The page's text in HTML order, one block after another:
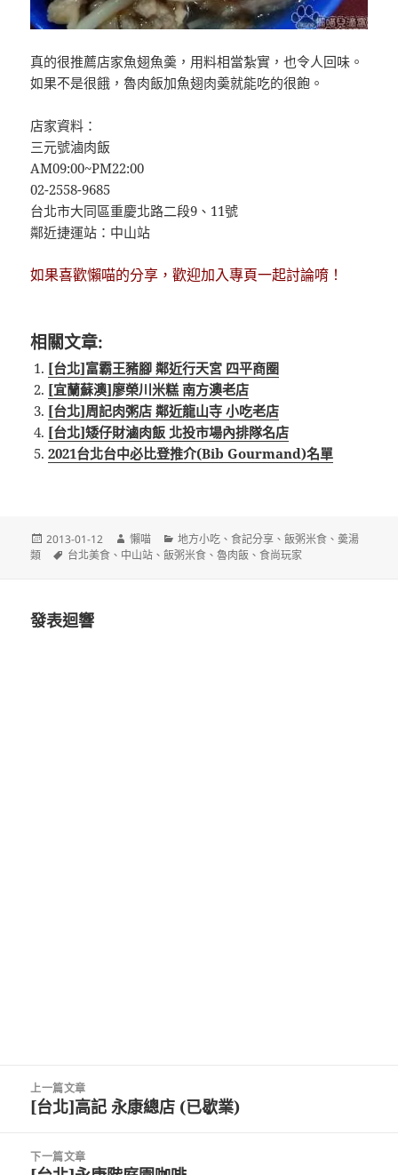
真的很推薦店家魚翅魚羮，用料相當紮實，也令人回味。
如果不是很餓，魯肉飯加魚翅肉羮就能吃的很飽。
店家資料：
三元號滷肉飯
AM09:00~PM22:00
02-2558-9685
台北市大同區重慶北路二段9、11號
鄰近捷運站：中山站
如果喜歡懶喵的分享，歡迎加入專頁一起討論唷！
相關文章:
[台北]富霸王豬腳 鄰近行天宮 四平商圈
[宜蘭蘇澳]廖榮川米糕 南方澳老店
[台北]周記肉粥店 鄰近龍山寺 小吃老店
[台北]矮仔財滷肉飯 北投市場內排隊名店
2021台北台中必比登推介(Bib Gourmand)名單
發
佈
2013-01-12
作
者
懶喵
分
類
地方小吃 、食記分享 、飯粥米食 、羮湯
類
標
台北美食 、 中山站 、飯粥米食 、魯肉飯 、食尚玩家
發表迴響
上一篇文章
上
篇
文
[台北]高記 永康總店 (已歇業)
下一篇文章